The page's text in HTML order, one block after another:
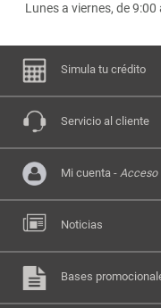
Lunes a viernes, de
Simula tu crédito
Servicio al cliente
Mi cuenta - Acceso
Noticias
Bases